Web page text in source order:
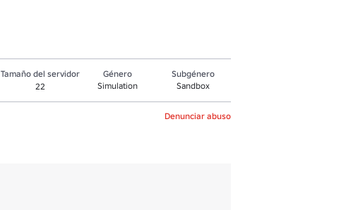
Tamaño del servidor
22
Género
Simulation
Subgénero
Sandbox
Denunciar abuso